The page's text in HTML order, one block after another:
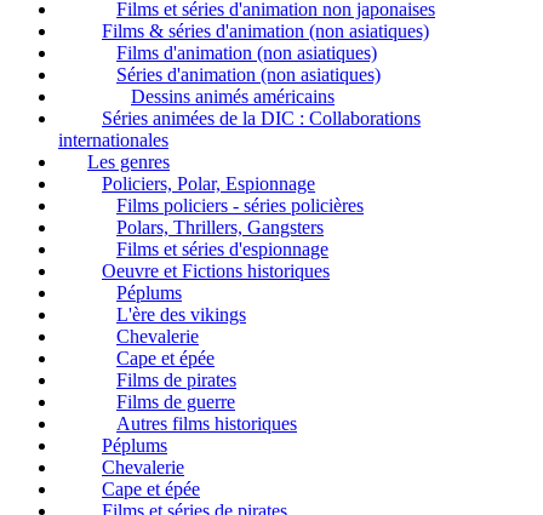
Films et séries d'animation non japonaises
Films & séries d'animation (non asiatiques)
Films d'animation (non asiatiques)
Séries d'animation (non asiatiques)
Dessins animés américains
Séries animées de la DIC : Collaborations
internationales
Les genres
Policiers, Polar, Espionnage
Films policiers - séries policières
Polars, Thrillers, Gangsters
Films et séries d'espionnage
Oeuvre et Fictions historiques
Péplums
L'ère des vikings
Chevalerie
Cape et épée
Films de pirates
Films de guerre
Autres films historiques
Péplums
Chevalerie
Cape et épée
Films et séries de pirates